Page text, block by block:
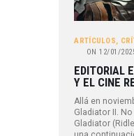
ARTÍCULOS,
ON 12/01/
EDITORIAL
Y EL CINE
Allá en
Gladiator II.
Gladiator